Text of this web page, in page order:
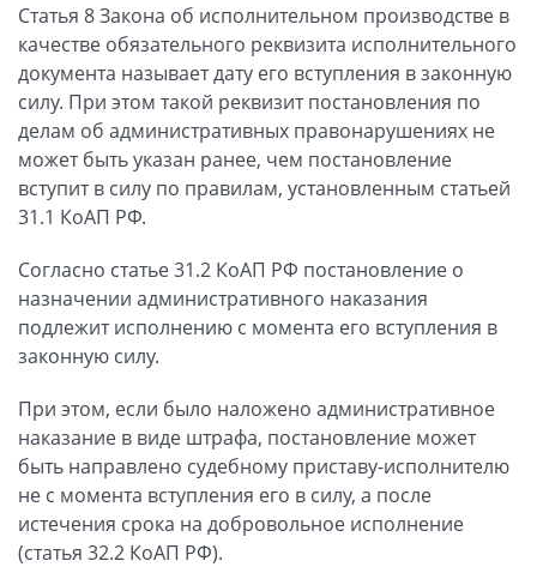
Статья 8 Закона об исполнительном производстве в
качестве обязательного реквизита исполнительного
документа называет дату его вступления в законную
силу. При этом такой реквизит постановления по
делам об административных правонарушениях не
может быть указан ранее, чем постановление
вступит в силу по правилам, установленным статьей
31.1 КоАП РФ.
Согласно статье 31.2 КоАП РФ постановление о
назначении административного наказания
подлежит исполнению с момента его вступления в
законную силу.
При этом, если было наложено административное
наказание в виде штрафа, постановление может
быть направлено судебному приставу-исполнителю
не с момента вступления его в силу, а после
истечения срока на добровольное исполнение
(статья 32.2 КоАП РФ).